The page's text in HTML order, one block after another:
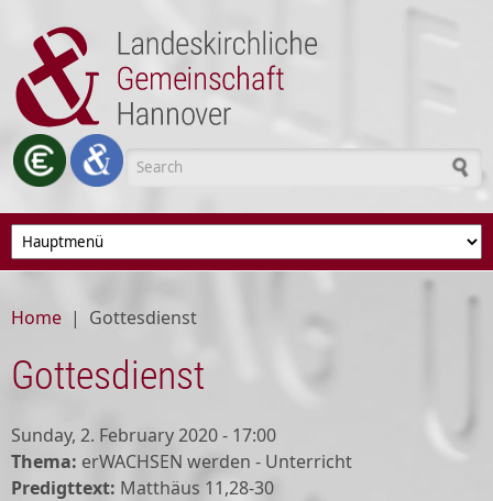
Search form
Home | Gottesdienst
Gottesdienst
Sunday, 2. February 2020 - 17:00
Thema: erWACHSEN werden - Unterricht
Predigttext: Matthäus 11,28-30